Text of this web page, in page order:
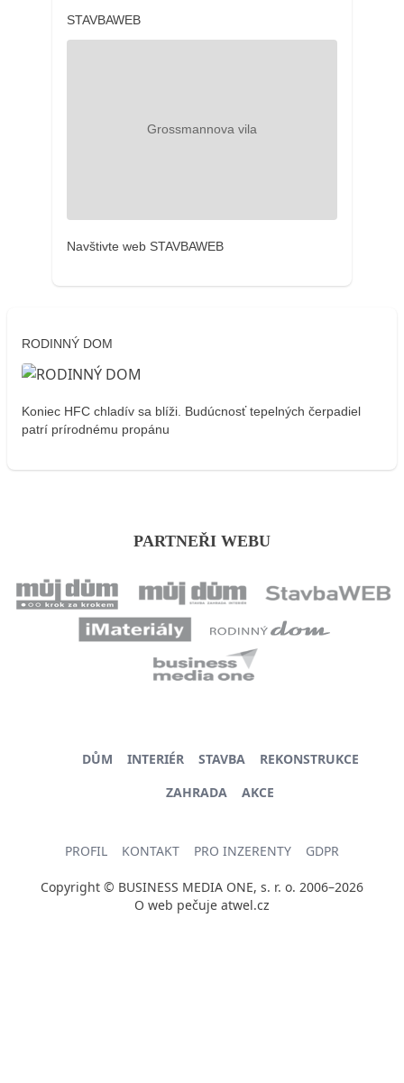
STAVBAWEB
Navštivte web STAVBAWEB
RODINNÝ DOM
Koniec HFC chladív sa blíži. Budúcnosť tepelných čerpadiel
patrí prírodnému propánu
PARTNEŘI WEBU
DŮM INTERIÉR STAVBA
REKONSTRUKCE
ZAHRADA
AKCE
PROFIL KONTAKT PRO INZERENTY GDPR
Copyright © BUSINESS MEDIA ONE, s. r. o. 2006–2026